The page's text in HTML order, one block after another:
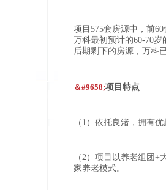
项目575套房源中，前
万科最初预计的60-70
后期剩下的房源，万科
＆#9658;项目特点
（1）依托良渚，拥有
（2）项目以养老组团
家养老模式。